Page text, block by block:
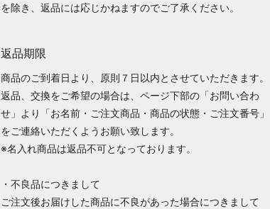
を除き、返品には応じかねますのでご了承ください。
返品期限
商品のご到着日より、原則７日以内とさせていただきます。
返品、交換をご希望の場合は、ページ下部の「お問い合わ
せ」より「お名前・ご注文商品・商品の状態・ご注文番号」
をご連絡いただくようお願い致します。
※名入れ商品は返品不可となっております。
・不良品につきまして
ご注文後お届けした商品に不良があった場合につきまして